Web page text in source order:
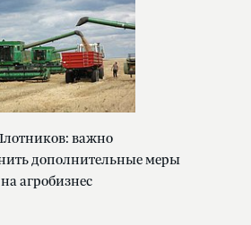
важно
дополнительные меры
агробизнес